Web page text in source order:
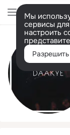
Мы
сервисы
настроить